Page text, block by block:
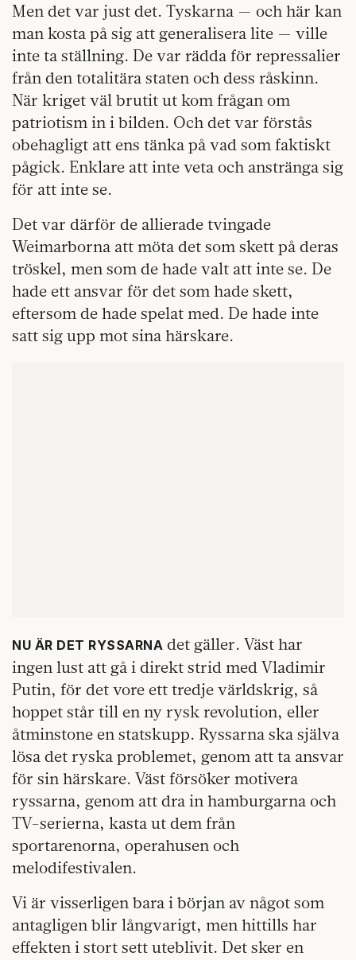
Men det var just det. Tyskarna — och här kan
man kosta på sig att generalisera lite — ville
inte ta ställning. De var rädda för repressalier
från den totalitära staten och dess råskinn.
När kriget väl brutit ut kom frågan om
patriotism in i bilden. Och det var förstås
obehagligt att ens tänka på vad som faktiskt
pågick. Enklare att inte veta och anstränga sig
för att inte se.
Det var därför de allierade tvingade
Weimarborna att möta det som skett på deras
tröskel, men som de hade valt att inte se. De
hade ett ansvar för det som hade skett,
eftersom de hade spelat med. De hade inte
satt sig upp mot sina härskare.
NU ÄR DET RYSSARNA det gäller. Väst har
ingen lust att gå i direkt strid med Vladimir
Putin, för det vore ett tredje världskrig, så
hoppet står till en ny rysk revolution, eller
åtminstone en statskupp. Ryssarna ska själva
lösa det ryska problemet, genom att ta ansvar
för sin härskare. Väst försöker motivera
ryssarna, genom att dra in hamburgarna och
TV-serierna, kasta ut dem från
sportarenorna, operahusen och
melodifestivalen.
Vi är visserligen bara i början av något som
antagligen blir långvarigt, men hittills har
effekten i stort sett uteblivit. Det sker en